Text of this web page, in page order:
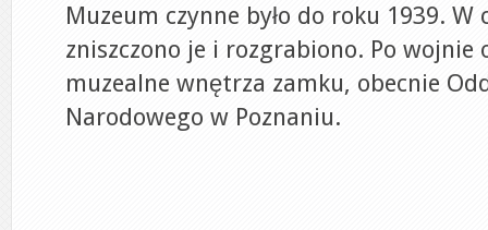
Muzeum czynne było do roku 1939. W
zniszczono je i rozgrabiono. Po wojnie
muzealne wnętrza zamku, obecnie
Narodowego w Poznaniu.